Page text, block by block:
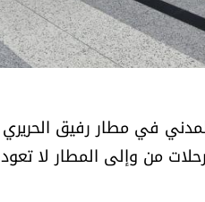
في مطار رفيق
من وإلى المطار لا